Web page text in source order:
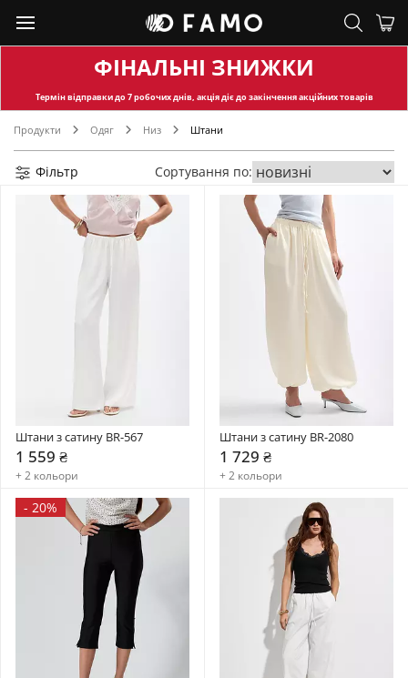
ФІНАЛЬНІ ЗНИЖКИ
Термін відправкидо 7 робочих днів, акція діє до закінчення акційних товарів
Продукти Одяг Низ Штани
Фільтр Сортування по:
Штани з сатину BR-567
1 559 ₴
+ 2 кольори
Штани з сатину BR-2080
1 729 ₴
+ 2 кольори
- 20%